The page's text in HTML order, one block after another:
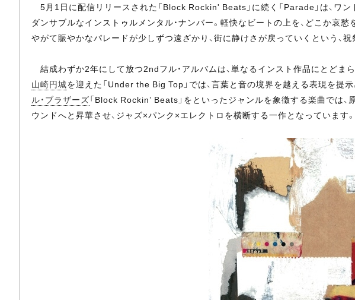
5月1日に配信リリースされた「Block Rockin' Beats」に続く「Parade」は、ワ
ダンサブルなインストゥルメンタル・ナンバー。軽快なビートの上を、どこか哀
やがて賑やかなパレードが少しずつ遠ざかり、街に静けさが戻っていくという、
結成わずか2年にして放つ2ndフル・アルバムは、単なるインスト作品にとどま
山崎円城を迎えた「Under the Big Top」では、言葉と音の境界を越える表現を提示
ル・ブラザーズ「Block Rockin’ Beats」をといったジャンルを象徴する楽曲では
ウンドへと昇華させ、ジャズ×パンク×エレクトロを横断する一作となっています。